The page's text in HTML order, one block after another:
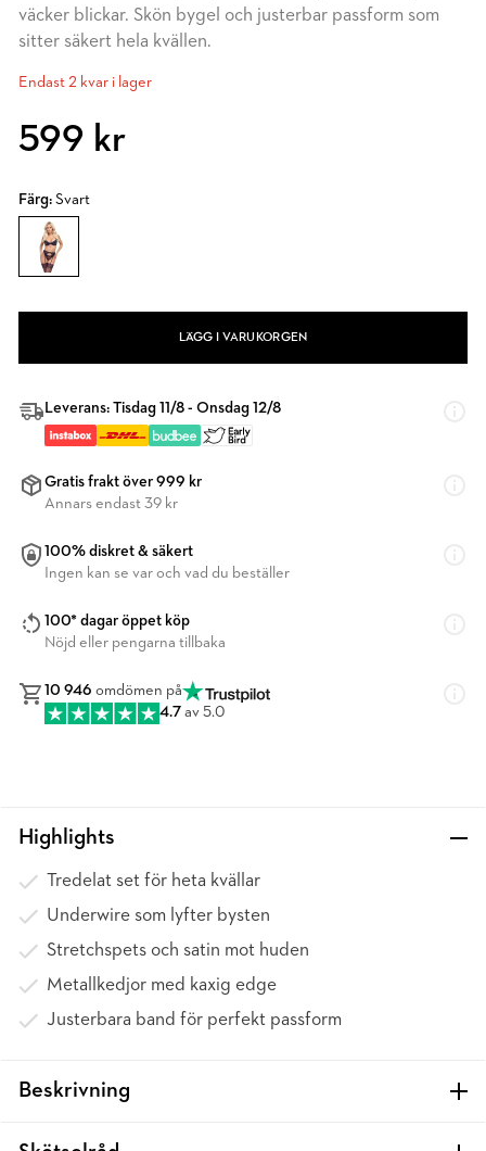
väcker blickar. Skön bygel och justerbar passform som
sitter säkert hela kvällen.
Endast 2 kvar i lager
599 kr
Färg: Svart
LÄGG I VARUKORGEN
Leverans: Tisdag 11/8 - Onsdag 12/8
Gratis frakt över 999 kr
Annars endast 39 kr
100% diskret & säkert
Ingen kan se var och vad du beställer
100* dagar öppet köp
Nöjd eller pengarna tillbaka
10 946 omdömen på
4.7 av 5.0
Highlights
Tredelat set för heta kvällar
Underwire som lyfter bysten
Stretchspets och satin mot huden
Metallkedjor med kaxig edge
Justerbara band för perfekt passform
Beskrivning